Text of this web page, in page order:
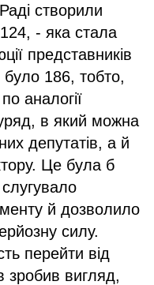
створили
- яка стала
представників
186, тобто,
аналогії
в який можна
депутатів, а й
Це була б
й дозволило
силу.
перейти від
зробив вигляд,